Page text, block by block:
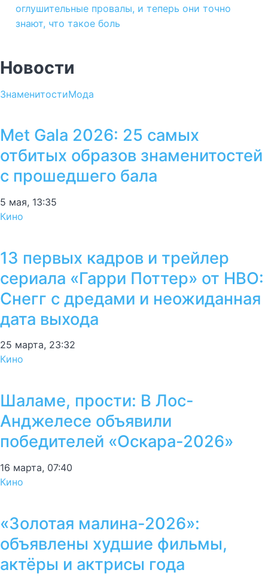
оглушительные провалы, и теперь они точно
знают, что такое боль
Новости
ЗнаменитостиМода
Met Gala 2026: 25 самых
отбитых образов знаменитостей
с прошедшего бала
5 мая, 13:35
Кино
13 первых кадров и трейлер
сериала «Гарри Поттер» от HBO:
Снегг с дредами и неожиданная
дата выхода
25 марта, 23:32
Кино
Шаламе, прости: В Лос-
Анджелесе объявили
победителей «Оскара-2026»
16 марта, 07:40
Кино
«Золотая малина-2026»:
объявлены худшие фильмы,
актёры и актрисы года